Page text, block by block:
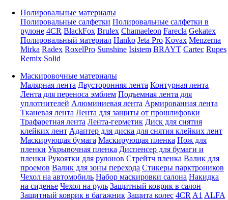
Полировальные материалы
Полировальные салфетки Полировальные салфетки в
рулоне 4CR BlackFox Brulex Chamaeleon Farecla Gekatex
Полировальный материал Hanko Jeta Pro Kovax Menzerna
Mirka Radex RoxelPro Sunshine Isistem BRAYT Cartec Rupes
Remix Solid
Маскировочные материалы
Малярная лента Двусторонняя лента Контурная лента
Лента для переноса эмблем Подъемная лента для
уплотнителей Алюминиевая лента Армированная лента
Тканевая лента Лента для защиты от прошлифовки
Трафаретная лента Лента-герметик Диск для снятия
клейких лент Адаптер для диска для снятия клейких лент
Маскирующая бумага Маскирующая пленка Нож для
пленки Укрывочная пленка Диспенсер для бумаги и
пленки Рукоятки для рулонов Стрейтч пленка Валик для
проемов Валик для зоны перехода Стикеры парктроников
Чехол на автомобиль Набор маскировки салона Накидка
на сиденье Чехол на руль Защитный коврик в салон
Защитный коврик в багажник Защита колес 4CR A1 ALFA